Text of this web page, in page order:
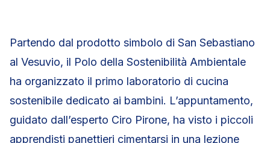
Partendo dal prodotto simbolo di San Sebastiano
al Vesuvio, il Polo della Sostenibilità Ambientale
ha organizzato il primo laboratorio di cucina
sostenibile dedicato ai bambini. L’appuntamento,
guidato dall’esperto Ciro Pirone, ha visto i piccoli
apprendisti panettieri cimentarsi in una lezione